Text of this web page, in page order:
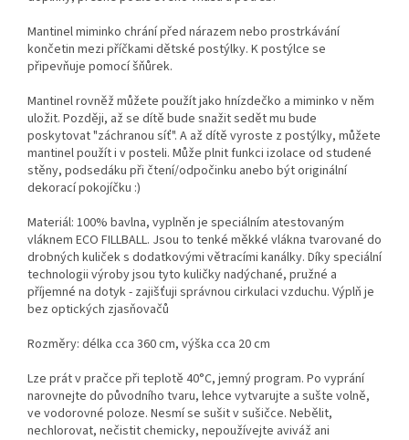
Mantinel miminko chrání před nárazem nebo prostrkávání
končetin mezi příčkami dětské postýlky. K postýlce se
připevňuje pomocí šňůrek.
Mantinel rovněž můžete použít jako hnízdečko a miminko v něm
uložit. Později, až se dítě bude snažit sedět mu bude
poskytovat "záchranou síť". A až dítě vyroste z postýlky, můžete
mantinel použít i v posteli. Může plnit funkci izolace od studené
stěny, podsedáku při čtení/odpočinku anebo být originální
dekorací pokojíčku :)
Materiál: 100% bavlna, vyplněn je speciálním atestovaným
vláknem ECO FILLBALL. Jsou to tenké měkké vlákna tvarované do
drobných kuliček s dodatkovými větracími kanálky. Díky speciální
technologii výroby jsou tyto kuličky nadýchané, pružné a
příjemné na dotyk - zajišťuji správnou cirkulaci vzduchu. Výplň je
bez optických zjasňovačů
Rozměry: délka cca 360 cm, výška cca 20 cm
Lze prát v pračce při teplotě 40°C, jemný program. Po vyprání
narovnejte do původního tvaru, lehce vytvarujte a sušte volně,
ve vodorovné poloze. Nesmí se sušit v sušičce. Nebělit,
nechlorovat, nečistit chemicky, nepoužívejte aviváž ani